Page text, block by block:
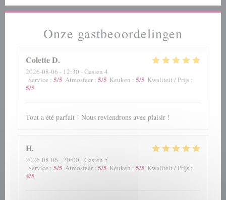
Onze gastbeoordelingen
ColetteD
2026-08-06 - 12:30 - Gasten 4
Service : 5/5 Atmosfeer : 5/5 Keuken : 5/5 Kwaliteit / Prijs :
5/5
Tout a été parfait ! Nous reviendrons avec plaisir !
H
2026-08-06 - 20:00 - Gasten 5
Service : 5/5 Atmosfeer : 5/5 Keuken : 5/5 Kwaliteit / Prijs :
4/5